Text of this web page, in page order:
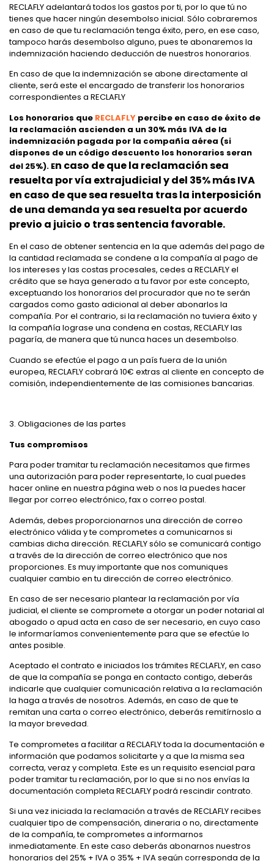
RECLAFLY adelantará todos los gastos por ti, por lo que tú no
tienes que hacer ningún desembolso inicial. Sólo cobraremos
en caso de que tu reclamación tenga éxito, pero, en ese caso,
tampoco harás desembolso alguno, pues te abonaremos la
indemnización haciendo deducción de nuestros honorarios.
En caso de que la indemnización se abone directamente al
cliente, será este el encargado de transferir los honorarios
correspondientes a RECLAFLY
Los honorarios que RECLAFLY percibe en caso de éxito de
la reclamación ascienden a un 30% más IVA de la
indemnización pagada por la compañía aérea (si
dispones de un código descuento los honorarios seran
del 25%). En caso de que la reclamación sea
resuelta por vía extrajudicial y del 35% más IVA
en caso de que sea resuelta tras la interposición
de una demanda ya sea resuelta por acuerdo
previo a juicio o tras sentencia favorable.
En el caso de obtener sentencia en la que además del pago de
la cantidad reclamada se condene a la compañía al pago de
los intereses y las costas procesales, cedes a RECLAFLY el
crédito que se haya generado a tu favor por este concepto,
exceptuando los honorarios del procurador que no te serán
cargados como gasto adicional al deber abonarlos la
compañía. Por el contrario, si la reclamación no tuviera éxito y
la compañía lograse una condena en costas, RECLAFLY las
pagaría, de manera que tú nunca haces un desembolso.
Cuando se efectúe el pago a un país fuera de la unión
europea, RECLAFLY cobrará 10€ extras al cliente en concepto de
comisión, independientemente de las comisiones bancarias.
3. Obligaciones de las partes
Tus compromisos
Para poder tramitar tu reclamación necesitamos que firmes
una autorización para poder representarte, lo cual puedes
hacer online en nuestra página web o nos la puedes hacer
llegar por correo electrónico, fax o correo postal.
Además, debes proporcionarnos una dirección de correo
electrónico válida y te comprometes a comunicarnos si
cambias dicha dirección. RECLAFLY sólo se comunicará contigo
a través de la dirección de correo electrónico que nos
proporciones. Es muy importante que nos comuniques
cualquier cambio en tu dirección de correo electrónico.
En caso de ser necesario plantear la reclamación por vía
judicial, el cliente se compromete a otorgar un poder notarial al
abogado o apud acta en caso de ser necesario, en cuyo caso
le informaríamos convenientemente para que se efectúe lo
antes posible.
Aceptado el contrato e iniciados los trámites RECLAFLY, en caso
de que la compañía se ponga en contacto contigo, deberás
indicarle que cualquier comunicación relativa a la reclamación
la haga a través de nosotros. Además, en caso de que te
remitan una carta o correo electrónico, deberás remitírnoslo a
la mayor brevedad.
Te comprometes a facilitar a RECLAFLY toda la documentación e
información que podamos solicitarte y a que la misma sea
correcta, veraz y completa. Este es un requisito esencial para
poder tramitar tu reclamación, por lo que si no nos envías la
documentación completa RECLAFLY podrá rescindir contrato.
Si una vez iniciada la reclamación a través de RECLAFLY recibes
cualquier tipo de compensación, dineraria o no, directamente
de la compañía, te comprometes a informarnos
inmediatamente. En este caso deberás abonarnos nuestros
honorarios del 25% + IVA o 35% + IVA según corresponda de la